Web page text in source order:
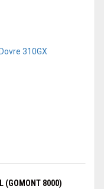
(GOMONT 8000)